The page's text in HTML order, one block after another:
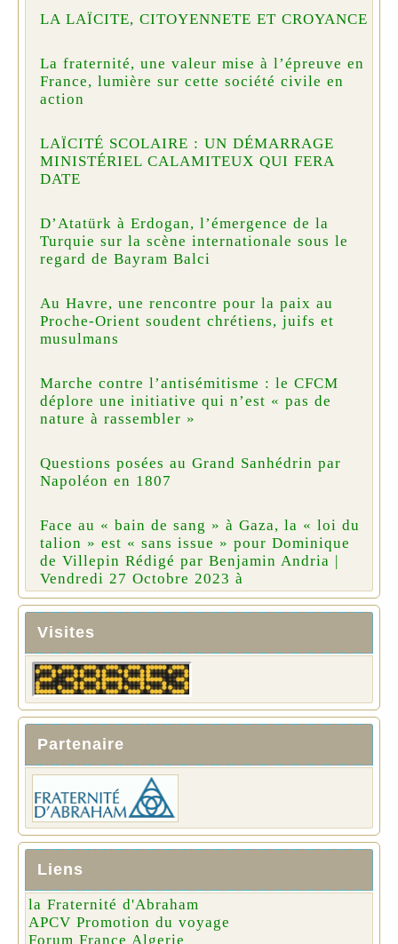
LA LAÏCITE, CITOYENNETE ET CROYANCE
La fraternité, une valeur mise à l’épreuve en
France, lumière sur cette société civile en
action
LAÏCITÉ SCOLAIRE : UN DÉMARRAGE
MINISTÉRIEL CALAMITEUX QUI FERA
DATE
D’Atatürk à Erdogan, l’émergence de la
Turquie sur la scène internationale sous le
regard de Bayram Balci
Au Havre, une rencontre pour la paix au
Proche-Orient soudent chrétiens, juifs et
musulmans
Marche contre l’antisémitisme : le CFCM
déplore une initiative qui n’est « pas de
nature à rassembler »
Questions posées au Grand Sanhédrin par
Napoléon en 1807
Face au « bain de sang » à Gaza, la « loi du
talion » est « sans issue » pour Dominique
de Villepin Rédigé par Benjamin Andria |
Vendredi 27 Octobre 2023 à
Visites
Partenaire
Liens
la Fraternité d'Abraham
APCV Promotion du voyage
Forum France Algerie